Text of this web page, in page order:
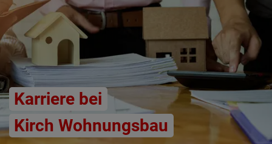
Karriere bei
Kirch Wohnungsbau